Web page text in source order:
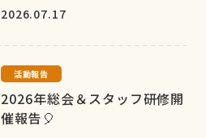
2026.07.17
活動報告
2026年総会＆スタッフ研修開
催報告🎈